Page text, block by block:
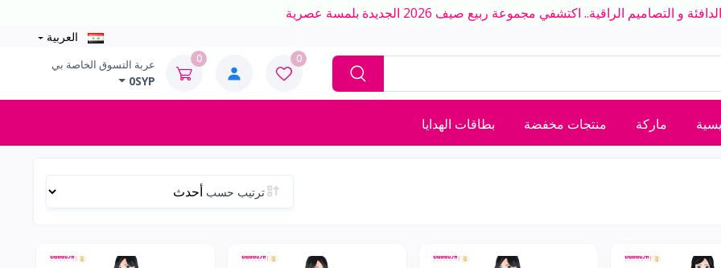
و التصاميم الراقية.. اكتشفي مجموعة ربيع صيف 2026 الجديدة بلمسة عصرية
العربية
0
0 عربة التسوق الخاصة بي
0SYP
ماركة منتجات مخفضة بطاقات الهدايا
ترتيب حسب